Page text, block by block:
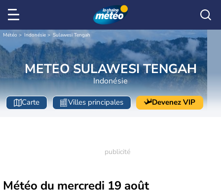
Météo Indonésie Sulawesi Tengah
METEO SULAWESI TENGAH
Indonésie
Carte Villes principales Devenez VIP
Météo du mercredi 19 août